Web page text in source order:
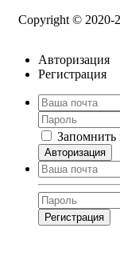
Copyright © 2020-
Авторизация
Регистрация
Запомнить
Авторизация
Регистрация